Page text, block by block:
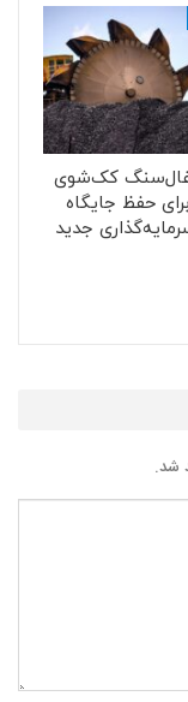
کک‌شوی
برای حفظ جایگاه
جدید
شد.